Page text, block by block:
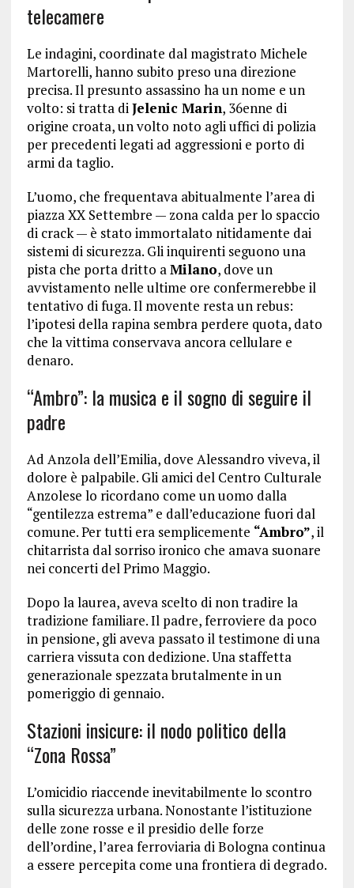
telecamere
Le indagini, coordinate dal magistrato Michele
Martorelli, hanno subito preso una direzione
precisa. Il presunto assassino ha un nome e un
volto: si tratta diJelenic Marin, 36enne di
origine croata, un volto noto agli uffici di polizia
per precedenti legati ad aggressioni e porto di
armi da taglio.
L’uomo, che frequentava abitualmente l’area di
piazza XX Settembre — zona calda per lo spaccio
di crack — è stato immortalato nitidamente dai
sistemi di sicurezza. Gli inquirenti seguono una
pista che porta dritto aMilano, dove un
avvistamento nelle ultime ore confermerebbe il
tentativo di fuga. Il movente resta un rebus:
l’ipotesi della rapina sembra perdere quota, dato
che la vittima conservava ancora cellulare e
denaro.
“Ambro”: la musica e il sogno di seguire il
padre
Ad Anzola dell’Emilia, dove Alessandro viveva, il
dolore è palpabile. Gli amici del Centro Culturale
Anzolese lo ricordano come un uomo dalla
“gentilezza estrema” e dall’educazione fuori dal
comune. Per tutti era semplicemente “Ambro”, il
chitarrista dal sorriso ironico che amava suonare
nei concerti del Primo Maggio.
Dopo la laurea, aveva scelto di non tradire la
tradizione familiare. Il padre, ferroviere da poco
in pensione, gli aveva passato il testimone di una
carriera vissuta con dedizione. Una staffetta
generazionale spezzata brutalmente in un
pomeriggio di gennaio.
Stazioni insicure: il nodo politico della
“Zona Rossa”
L’omicidio riaccende inevitabilmente lo scontro
sulla sicurezza urbana. Nonostante l’istituzione
delle zone rosse e il presidio delle forze
dell’ordine, l’area ferroviaria di Bologna continua
a essere percepita come una frontiera di degrado.